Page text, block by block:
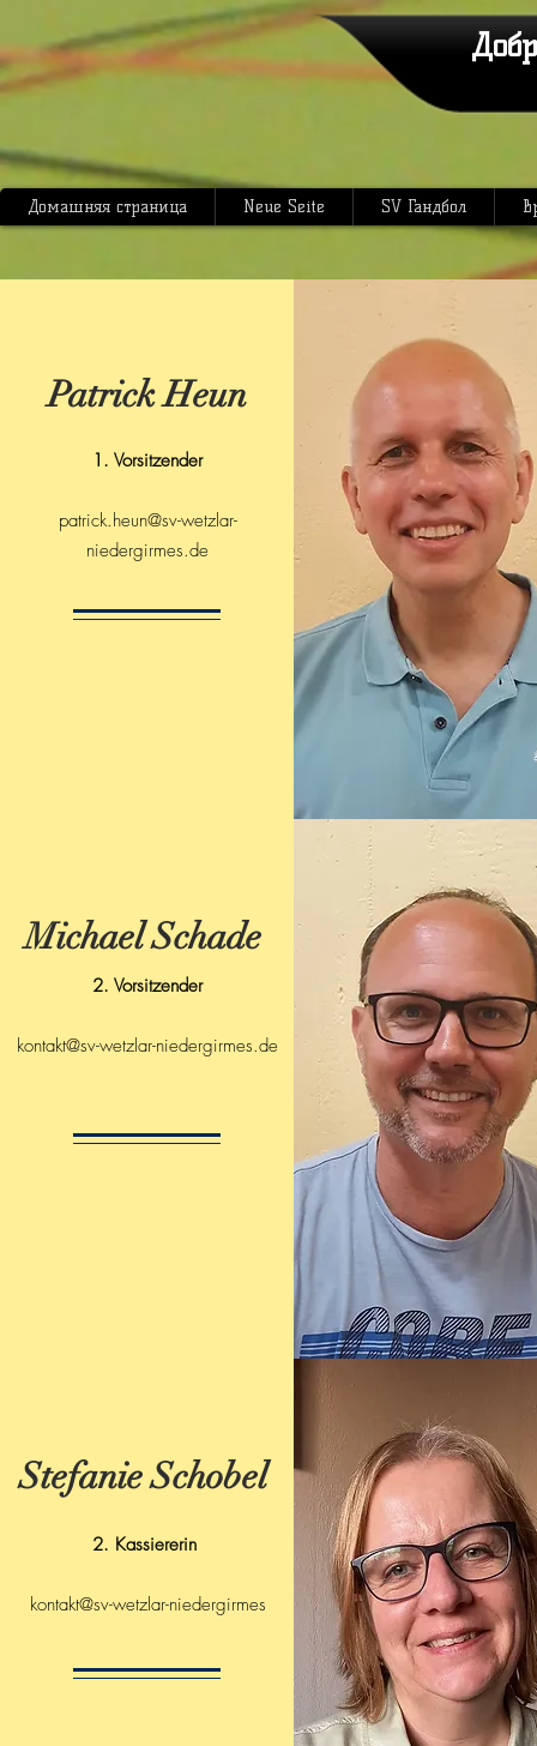
Домашняя страница Neue Seite SV Гандбол
Patrick Heun
1. Vorsitzender
patrick.heun@sv-wetzlar-
niedergirmes.de
Michael Schade
2. Vorsitzender
kontakt@sv-wetzlar-niedergirmes.de
Stefanie Schobel
2. Kassiererin
kontakt@sv-wetzlar-niedergirmes